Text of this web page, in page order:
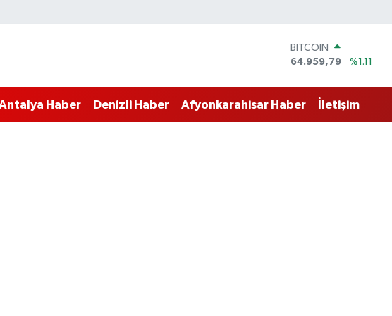
DOLAR
47,7436
%0.18
STERLİN
Haber Denizli Haber Afyonkarahisar Haber İletişim